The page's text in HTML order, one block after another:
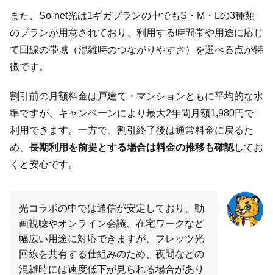
また、So-net光は1ギガプランの中でもS・M・Lの3種類
のプランが用意されており、利用する時間帯や用途に応じ
て回線の帯域（混雑時のつながりやすさ）を選べる点が特
徴です。
割引前の月額料金は戸建て・マンションともに平均的な水
準ですが、キャンペーンにより最大2年間月額1,980円で
利用できます。一方で、割引終了後は通常料金に戻るた
め、 長期利用を前提とする場合は料金の推移も確認してお
くと安心です。
光コラボの中では通信が安定しており、動
画視聴やオンライン会議、在宅ワークなど
幅広い用途に対応できますが、フレッツ光
回線を共有する仕組みのため、夜間などの
混雑時には速度低下が見られる場合があり